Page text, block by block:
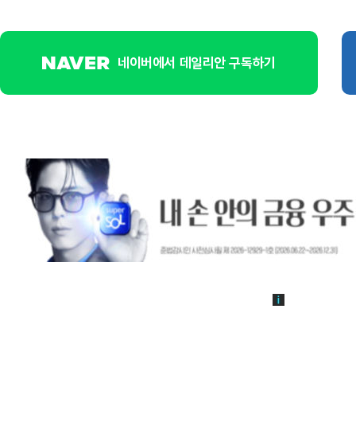
네이버에서 데일리안 구독하기